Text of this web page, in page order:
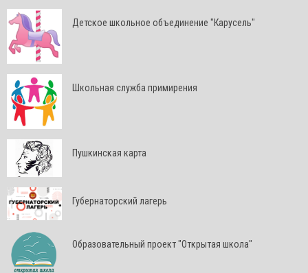
Детское школьное объединение "Карусель"
Школьная служба примирения
Пушкинская карта
Губернаторский лагерь
Образовательный проект "Открытая школа"